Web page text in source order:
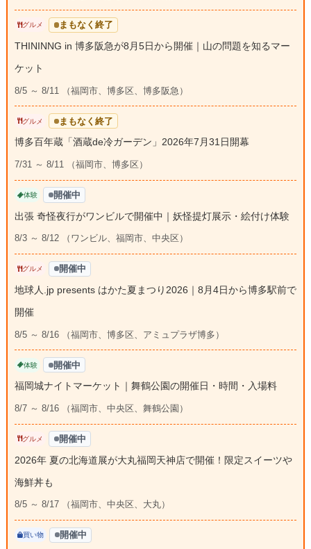
グルメ まもなく終了
THININNG in 博多阪急が8月5日から開催｜山の問題を知るマー
ケット
8/5 ～ 8/11 （福岡市、博多区、博多阪急）
グルメ まもなく終了
博多百年蔵「酒蔵de冷ガーデン」2026年7月31日開幕
7/31 ～ 8/11 （福岡市、博多区）
体験 開催中
出張 奇怪夜行がワンビルで開催中｜妖怪提灯展示・絵付け体験
8/3 ～ 8/12 （ワンビル、福岡市、中央区）
グルメ 開催中
地球人.jp presents はかた夏まつり2026｜8月4日から博多駅前で
開催
8/5 ～ 8/16 （福岡市、博多区、アミュプラザ博多）
体験 開催中
福岡城ナイトマーケット｜舞鶴公園の開催日・時間・入場料
8/7 ～ 8/16 （福岡市、中央区、舞鶴公園）
グルメ 開催中
2026年 夏の北海道展が大丸福岡天神店で開催！限定スイーツや
海鮮丼も
8/5 ～ 8/17 （福岡市、中央区、大丸）
買い物 開催中